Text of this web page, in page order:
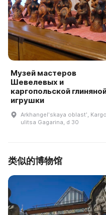
Музей мастеров
Шевелевых и
каргопольской
игрушки
Arkhangelʹskaya oblastʹ,
ulitsa Gagarina, d 30
类似的博物馆